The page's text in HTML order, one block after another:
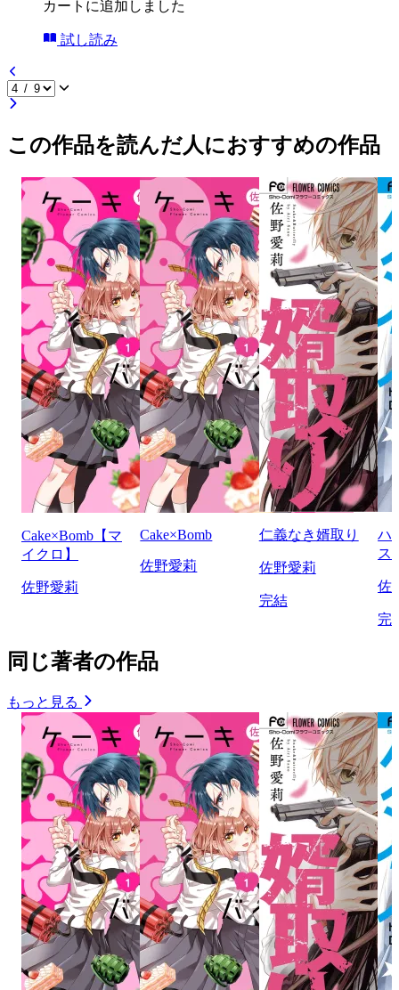
カートに追加しました
試し読み
この作品を読んだ人におすすめの作品
Cake×Bomb【マ
イクロ】
佐野愛莉
Cake×Bomb
佐野愛莉
仁義なき婿取り
佐野愛莉
完結
ハ
ス
佐
完
同じ著者の作品
もっと見る